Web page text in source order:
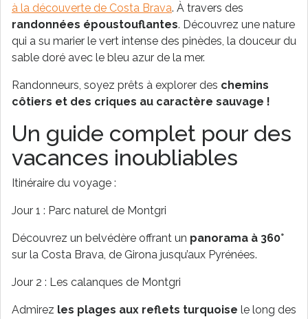
à la découverte de Costa Brava. À travers des
randonnées époustouflantes. Découvrez une nature
qui a su marier le vert intense des pinèdes, la douceur du
sable doré avec le bleu azur de la mer.
Randonneurs, soyez prêts à explorer des chemins
côtiers et des criques au caractère sauvage !
Un guide complet pour des
vacances inoubliables
Itinéraire du voyage :
Jour 1 : Parc naturel de Montgri
Découvrez un belvédère offrant un panorama à 360°
sur la Costa Brava, de Girona jusqu’aux Pyrénées.
Jour 2 : Les calanques de Montgri
Admirez les plages aux reflets turquoise le long des